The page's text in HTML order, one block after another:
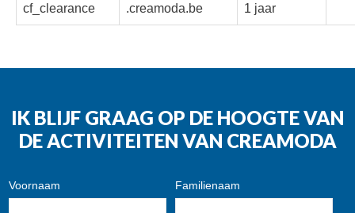
cf_clearance .creamoda.be 1 jaar
IK BLIJF GRAAG OP DE HOOGTE VAN
DE ACTIVITEITEN VAN CREAMODA
Voornaam Familienaam